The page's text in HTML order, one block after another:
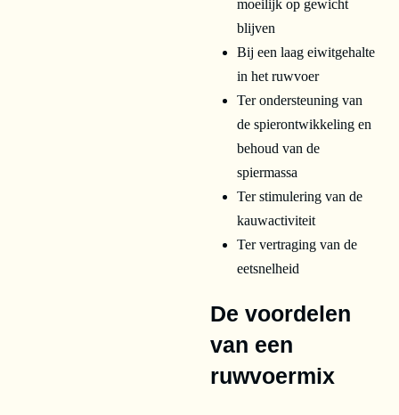
moeilijk op gewicht
blijven
Bij een laag eiwitgehalte
in het ruwvoer
Ter ondersteuning van
de spierontwikkeling en
behoud van de
spiermassa
Ter stimulering van de
kauwactiviteit
Ter vertraging van de
eetsnelheid
De voordelen
van een
ruwvoermix